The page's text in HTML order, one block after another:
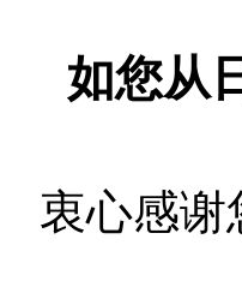
如您从
衷心感谢